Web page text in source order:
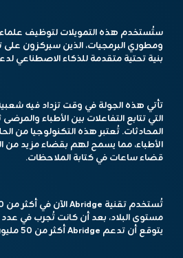
ستُستخدم هذه التمويلات لتوظيف علماء
ومطوري البرمجيات، الذين سيركزون على
بنية تحتية متقدمة للذكاء الاصطناعي
تأتي هذه الجولة في وقت تزداد فيه شعبية
التي تتابع التفاعلات بين الأطباء
المحادثات. تُعتبر هذه التكنولوجيا من
الأطباء، مما يسمح لهم بقضاء مزيد من
قضاء ساعات في كتابة الملاحظات.
مستوى البلاد، بعد أن كانت تُجرب في
يتوقع أن تدعم Abridge أكثر من 50 مليون محادثة طبية هذا العام.